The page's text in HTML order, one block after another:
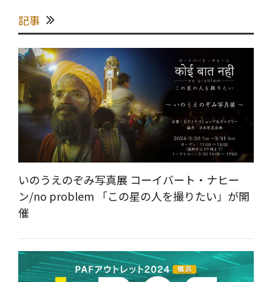
記事
いのうえのぞみ写真展 コーイバート・ナヒー
ン/no problem 「この星の人を撮りたい」が開
催